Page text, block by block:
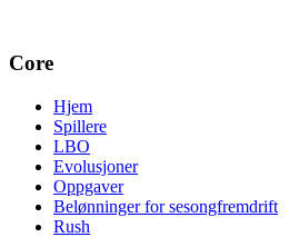
Core
Hjem
Spillere
LBO
Evolusjoner
Oppgaver
Belønninger for sesongfremdrift
Rush